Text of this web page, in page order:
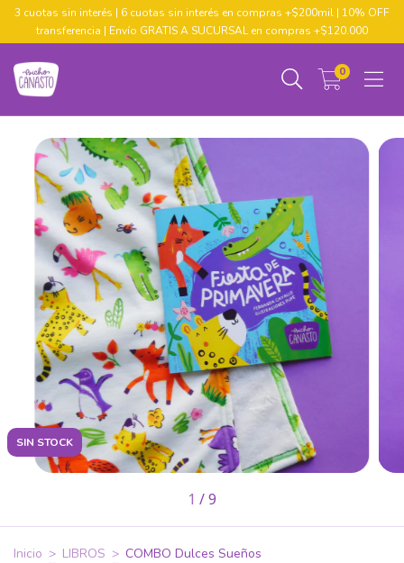
3 cuotas sin interés | 6 cuotas sin interés en compras +$200mil | 10% OFF
transferencia | Envío GRATIS A SUCURSAL en compras +$120.000
0
SIN STOCK
1 / 9
Inicio > LIBROS > COMBO Dulces Sueños